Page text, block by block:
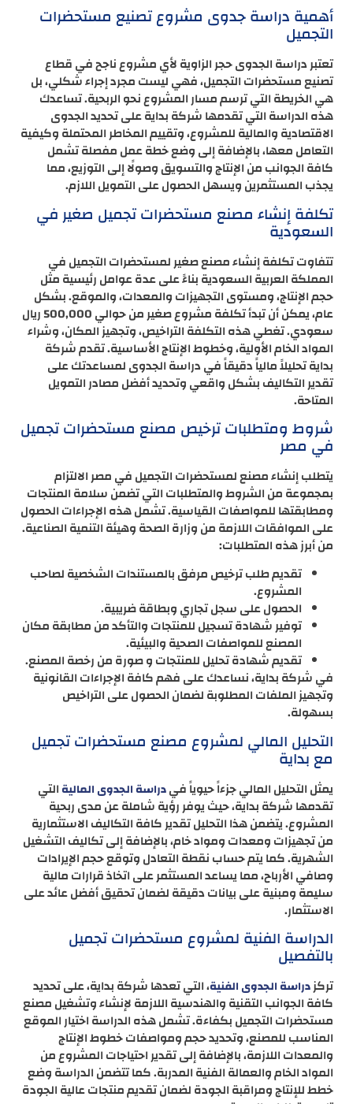
أهمية دراسة جدوى مشروع تصنيع مستحضرات
التجميل
تعتبر دراسة الجدوى حجر الزاوية لأي مشروع ناجح في قطاع
تصنيع مستحضرات التجميل، فهي ليست مجرد إجراء شكلي، بل
هي الخريطة التي ترسم مسار المشروع نحو الربحية. تساعدك
هذه الدراسة التي تقدمها شركة بداية على تحديد الجدوى
الاقتصادية والمالية للمشروع، وتقييم المخاطر المحتملة وكيفية
التعامل معها، بالإضافة إلى وضع خطة عمل مفصلة تشمل
كافة الجوانب من الإنتاج والتسويق وصولًا إلى التوزيع، مما
يجذب المستثمرين ويسهل الحصول على التمويل اللازم.
تكلفة إنشاء مصنع مستحضرات تجميل صغير في
السعودية
تتفاوت تكلفة إنشاء مصنع صغير لمستحضرات التجميل في
المملكة العربية السعودية بناءً على عدة عوامل رئيسية مثل
حجم الإنتاج، ومستوى التجهيزات والمعدات، والموقع. بشكل
عام، يمكن أن تبدأ تكلفة مشروع صغير من حوالي 500,000 ريال
سعودي. تغطي هذه التكلفة التراخيص، وتجهيز المكان، وشراء
المواد الخام الأولية، وخطوط الإنتاج الأساسية. تقدم شركة
بداية تحليلاً مالياً دقيقاً في دراسة الجدوى لمساعدتك على
تقدير التكاليف بشكل واقعي وتحديد أفضل مصادر التمويل
المتاحة.
شروط ومتطلبات ترخيص مصنع مستحضرات تجميل
في مصر
يتطلب إنشاء مصنع لمستحضرات التجميل في مصر الالتزام
بمجموعة من الشروط والمتطلبات التي تضمن سلامة المنتجات
ومطابقتها للمواصفات القياسية. تشمل هذه الإجراءات الحصول
على الموافقات اللازمة من وزارة الصحة وهيئة التنمية الصناعية.
من أبرز هذه المتطلبات:
تقديم طلب ترخيص مرفق بالمستندات الشخصية لصاحب
المشروع.
الحصول على سجل تجاري وبطاقة ضريبية.
توفير شهادة تسجيل للمنتجات والتأكد من مطابقة مكان
المصنع للمواصفات الصحية والبيئية.
تقديم شهادة تحليل للمنتجات و صورة من رخصة المصنع.
في شركة بداية، نساعدك على فهم كافة الإجراءات القانونية
وتجهيز الملفات المطلوبة لضمان الحصول على التراخيص
بسهولة.
التحليل المالي لمشروع مصنع مستحضرات تجميل
مع بداية
يمثل التحليل المالي جزءاً حيوياً فيدراسة الجدوى الماليةالتي
تقدمها شركة بداية، حيث يوفر رؤية شاملة عن مدى ربحية
المشروع. يتضمن هذا التحليل تقدير كافة التكاليف الاستثمارية
من تجهيزات ومعدات ومواد خام، بالإضافة إلى تكاليف التشغيل
الشهرية. كما يتم حساب نقطة التعادل وتوقع حجم الإيرادات
وصافي الأرباح، مما يساعد المستثمر على اتخاذ قرارات مالية
سليمة ومبنية على بيانات دقيقة لضمان تحقيق أفضل عائد على
الاستثمار.
الدراسة الفنية لمشروع مستحضرات تجميل
بالتفصيل
تركزدراسة الجدوى الفنية، التي تعدها شركة بداية، على تحديد
كافة الجوانب التقنية والهندسية اللازمة لإنشاء وتشغيل مصنع
مستحضرات التجميل بكفاءة. تشمل هذه الدراسة اختيار الموقع
المناسب للمصنع، وتحديد حجم ومواصفات خطوط الإنتاج
والمعدات اللازمة، بالإضافة إلى تقدير احتياجات المشروع من
المواد الخام والعمالة الفنية المدربة. كما تتضمن الدراسة وضع
خطط للإنتاج ومراقبة الجودة لضمان تقديم منتجات عالية الجودة